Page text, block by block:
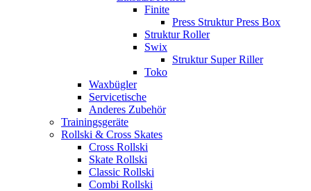
Finite
Press Struktur Press Box
Struktur Roller
Swix
Struktur Super Riller
Toko
Waxbügler
Servicetische
Anderes Zubehör
Trainingsgeräte
Rollski & Cross Skates
Cross Rollski
Skate Rollski
Classic Rollski
Combi Rollski